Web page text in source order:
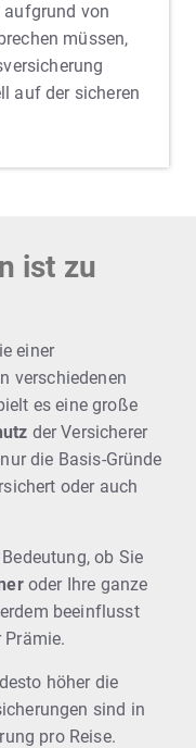
aufgrund von
müssen,
auf der sicheren
ist zu
einer
verschiedenen
es eine große
der Versicherer
die Basis-Gründe
oder auch
ob Sie
oder Ihre ganze
beeinflusst
Prämie.
höher die
sind in
pro Reise.